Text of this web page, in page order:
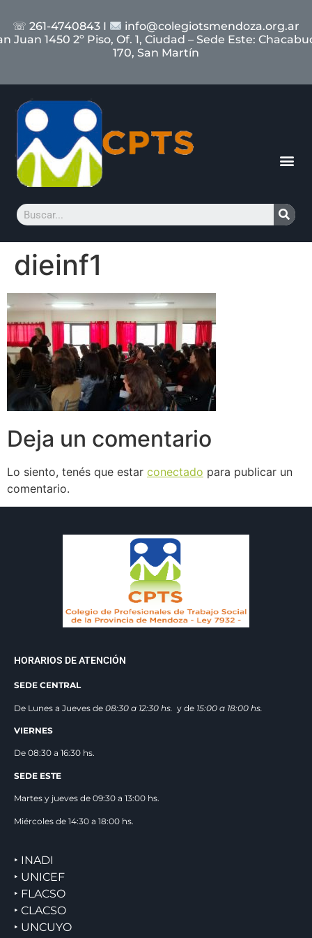
☏ 261-4740843 I
info@colegiotsmendoza.org.ar
Juan 1450 2º Piso, Of. 1, Ciudad – Sede Este:
170, San Martín
dieinf1
Deja un comentario
Lo siento, tenés que estar conectado para publicar un
comentario.
HORARIOS DE ATENCIÓN
SEDE CENTRAL
De Lunes a Jueves de 08:30 a 12:30 hs. y de 15:00 a 18:00 hs.
VIERNES
De 08:30 a 16:30 hs.
SEDE ESTE
Martes y jueves de 09:30 a 13:00 hs.
Miércoles de 14:30 a 18:00 hs.
‣ INADI
‣ UNICEF
‣ FLACSO
‣ CLACSO
‣ UNCUYO